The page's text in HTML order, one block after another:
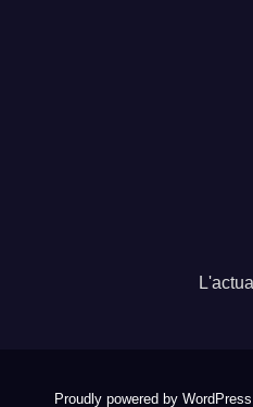
Proudly powered by WordPress